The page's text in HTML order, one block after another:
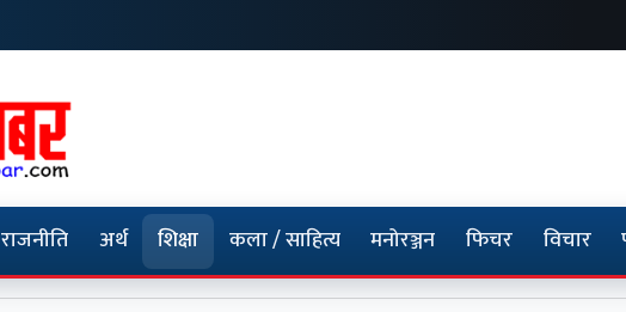
राजनीति अर्थ शिक्षा कला / साहित्य मनोरञ्जन फिचर विचार